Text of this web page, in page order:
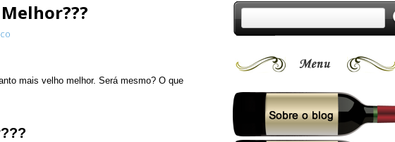
mais velho melhor. Será mesmo? O que